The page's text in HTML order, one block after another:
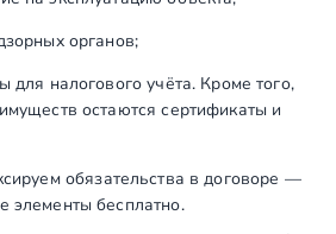
органов;
для налогового учёта. Кроме того,
остаются сертификаты и
обязательства в договоре —
элементы бесплатно.